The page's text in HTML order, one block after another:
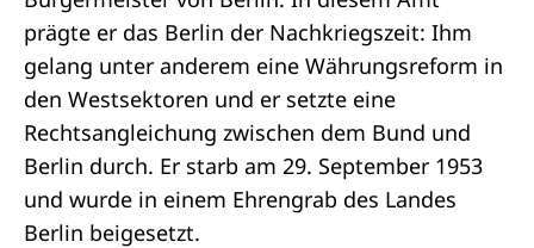
prägte er das Berlin der Nachkriegszeit: Ihm
gelang unter anderem eine Währungsreform in
den Westsektoren und er setzte eine
Rechtsangleichung zwischen dem Bund und
Berlin durch. Er starb am 29. September 1953
und wurde in einem Ehrengrab des Landes
Berlin beigesetzt.